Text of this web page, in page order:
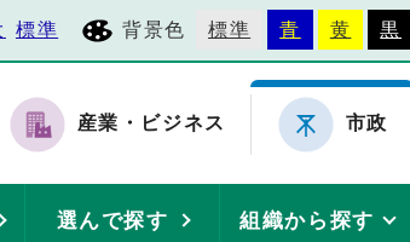
標準 背景色 標準 青 黄 黒
産業・ビジネス 市政
選んで探す 組織から探す